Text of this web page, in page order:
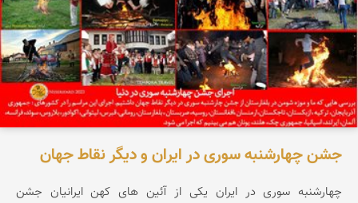
جشن چهارشنبه سوری در ایران و دیگر نقاط جهان
چهارشنبه سوری در ایران یکی از آئین های کهن ایرانیان جشن